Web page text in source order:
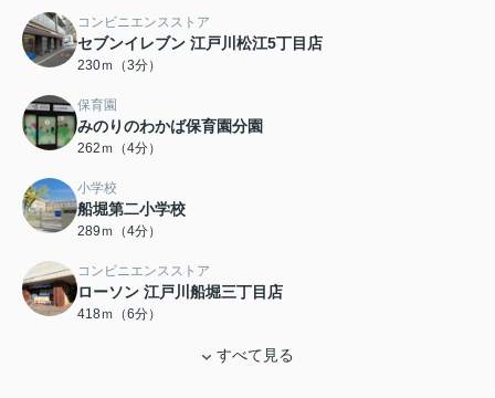
コンビニエンスストア
セブンイレブン 江戸川松江5丁目店
230ｍ（3分）
保育園
みのりのわかば保育園分園
262ｍ（4分）
小学校
船堀第二小学校
289ｍ（4分）
コンビニエンスストア
ローソン 江戸川船堀三丁目店
418ｍ（6分）
すべて見る